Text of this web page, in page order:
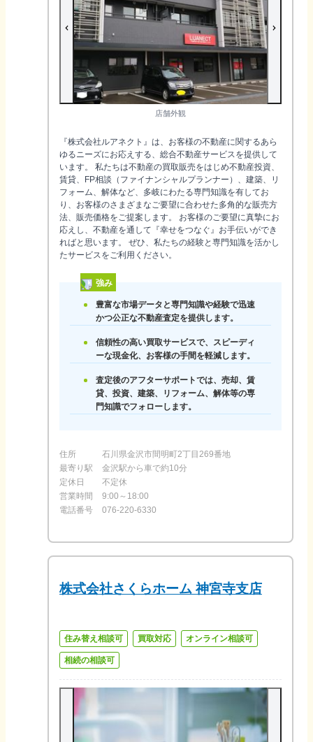
店舗外観
『株式会社ルアネクト』は、お客様の不動産に関するあら
ゆるニーズにお応えする、総合不動産サービスを提供して
います。 私たちは不動産の買取販売をはじめ不動産投資、
賃貸、FP相談（ファイナンシャルプランナー）、建築、リ
フォーム、解体など、多岐にわたる専門知識を有してお
り、お客様のさまざまなご要望に合わせた多角的な販売方
法、販売価格をご提案します。 お客様のご要望に真摯にお
応えし、不動産を通して『幸せをつなぐ』お手伝いができ
ればと思います。 ぜひ、私たちの経験と専門知識を活かし
たサービスをご利用ください。
強み
豊富な市場データと専門知識や経験で迅速
かつ公正な不動産査定を提供します。
信頼性の高い買取サービスで、スピーディ
ーな現金化、お客様の手間を軽減します。
査定後のアフターサポートでは、売却、賃
貸、投資、建築、リフォーム、解体等の専
門知識でフォローします。
住所
石川県金沢市間明町2丁目269番地
最寄り駅
金沢駅から車で約10分
定休日
不定休
営業時間
9:00～18:00
電話番号
076-220-6330
株式会社さくらホーム 神宮寺支店
住み替え相談可 買取対応 オンライン相談可
相続の相談可